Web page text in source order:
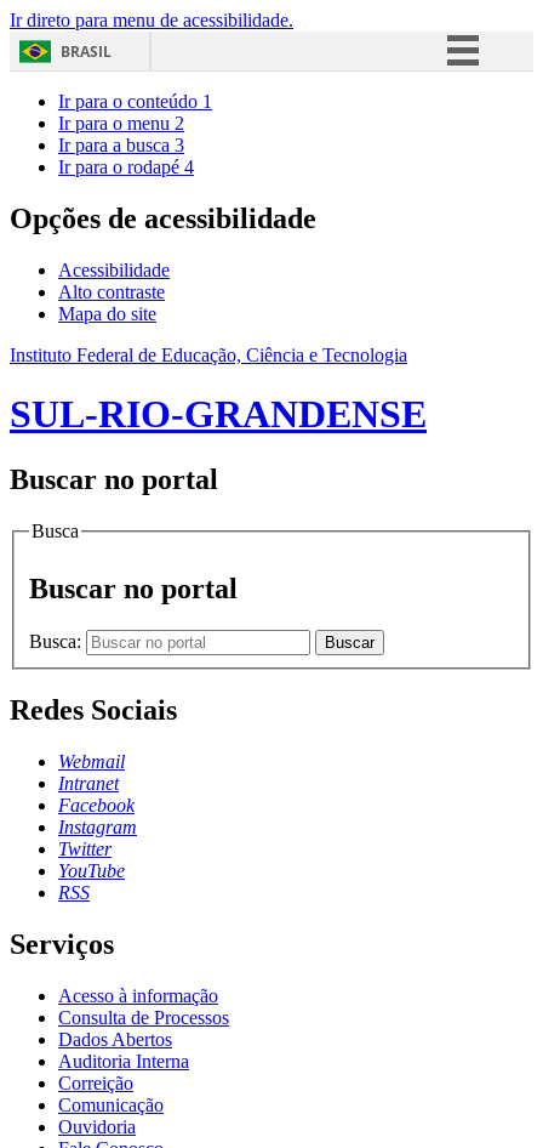
Ir direto para menu de acessibilidade.
BRASIL
Acesso à informação
Ir para o conteúdo 1
Ir para o menu 2
Ir para a busca 3
Ir para o rodapé 4
Opções de acessibilidade
Acessibilidade
Alto contraste
Mapa do site
Instituto Federal de Educação, Ciência e Tecnologia
SUL-RIO-GRANDENSE
Buscar no portal
Busca
Buscar no portal
Busca: Buscar
Redes Sociais
Webmail
Intranet
Facebook
Instagram
Twitter
YouTube
RSS
Serviços
Acesso à informação
Consulta de Processos
Dados Abertos
Auditoria Interna
Correição
Comunicação
Ouvidoria